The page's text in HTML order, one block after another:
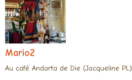
Mario2
Au café Andarta de Die (Jacqueline PL)